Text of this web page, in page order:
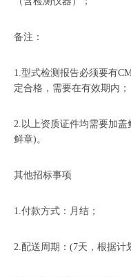
备注：
1.型式检测报告必须要有
定合格，需要在有效期内；
2.以上资质证件均需要加
鲜章)。
其他招标事项
1.付款方式：月结；
2.配送周期：(7天，根据计